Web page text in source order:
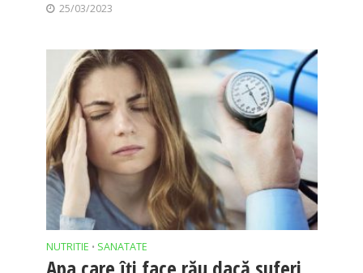
25/03/2023
NUTRITIE • SANATATE